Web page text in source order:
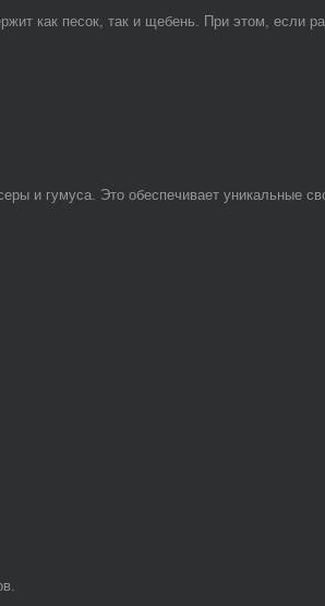
как песок, так и щебень. При этом, если
и гумуса. Это обеспечивает уникальные